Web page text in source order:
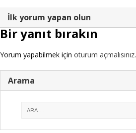
İlk yorum yapan olun
Bir yanıt bırakın
Yorum yapabilmek için oturum açmalısınız.
Arama